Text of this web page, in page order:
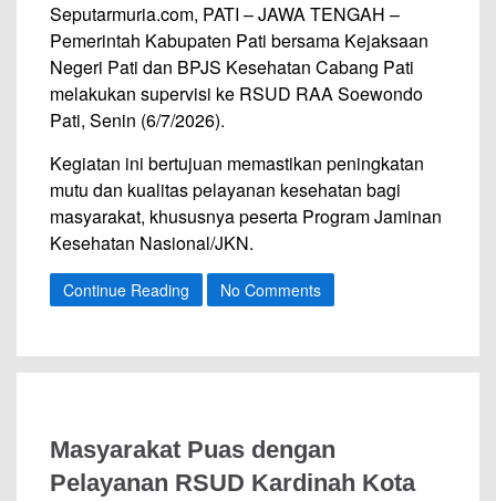
Seputarmuria.com, PATI – JAWA TENGAH –
Pemerintah Kabupaten Pati bersama Kejaksaan
Negeri Pati dan BPJS Kesehatan Cabang Pati
melakukan supervisi ke RSUD RAA Soewondo
Pati, Senin (6/7/2026).
Kegiatan ini bertujuan memastikan peningkatan
mutu dan kualitas pelayanan kesehatan bagi
masyarakat, khususnya peserta Program Jaminan
Kesehatan Nasional/JKN.
Continue Reading No Comments
Masyarakat Puas dengan
Pelayanan RSUD Kardinah Kota